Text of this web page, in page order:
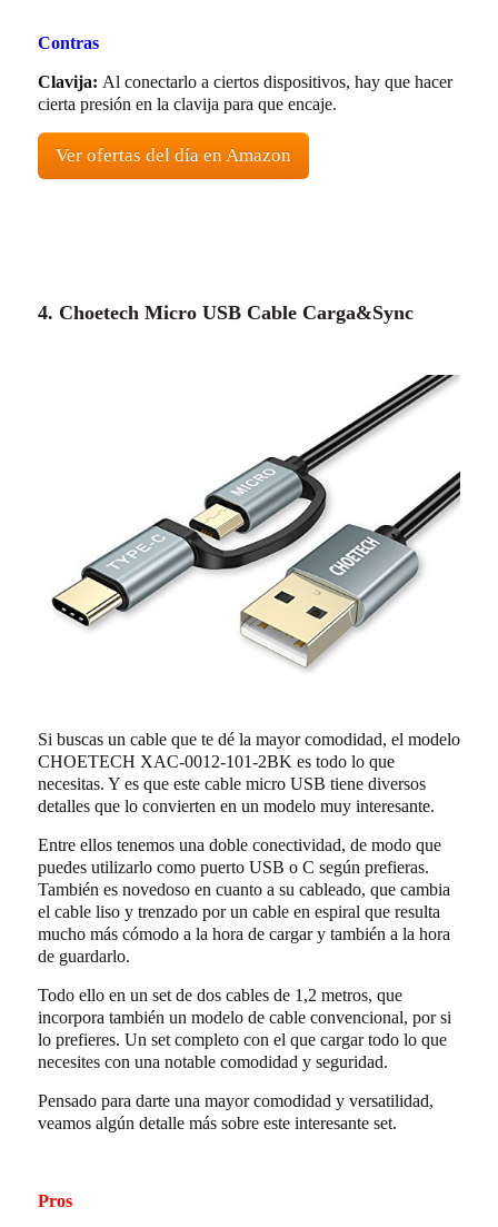
Contras
Clavija: Al conectarlo a ciertos dispositivos, hay que hacer
cierta presión en la clavija para que encaje.
Ver ofertas del día en Amazon
4. Choetech Micro USB Cable Carga&Sync
Si buscas un cable que te dé la mayor comodidad, el modelo
CHOETECH XAC-0012-101-2BK es todo lo que
necesitas. Y es que este cable micro USB tiene diversos
detalles que lo convierten en un modelo muy interesante.
Entre ellos tenemos una doble conectividad, de modo que
puedes utilizarlo como puerto USB o C según prefieras.
También es novedoso en cuanto a su cableado, que cambia
el cable liso y trenzado por un cable en espiral que resulta
mucho más cómodo a la hora de cargar y también a la hora
de guardarlo.
Todo ello en un set de dos cables de 1,2 metros, que
incorpora también un modelo de cable convencional, por si
lo prefieres. Un set completo con el que cargar todo lo que
necesites con una notable comodidad y seguridad.
Pensado para darte una mayor comodidad y versatilidad,
veamos algún detalle más sobre este interesante set.
Pros